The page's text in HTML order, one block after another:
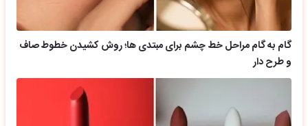
گام به گام مراحل خط چشم برای مبتدی ها؛ روش کشیدن خطوط صاف
و طرح دار